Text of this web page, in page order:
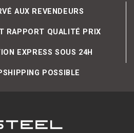
AUX REVENDEURS
RAPPORT QUALITÉ PRIX
EXPRESS SOUS 24H
POSSIBLE